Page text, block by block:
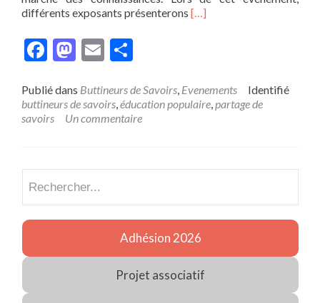
différents exposants présenterons En
connaissances
le
6
[…]
Facebook
Mastodon
Email
Publié dans Buttineurs de Savoirs, Evenements
Identifié
buttineurs de savoirs,éducation populaire,partage de
savoirs
Un commentaire
Adhésion 2026
Projet associatif